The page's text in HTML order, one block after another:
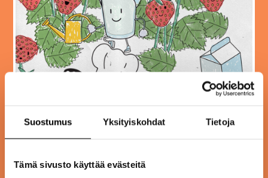
Suostumus Yksityiskohdat Tietoja
Tämä sivusto käyttää evästeitä